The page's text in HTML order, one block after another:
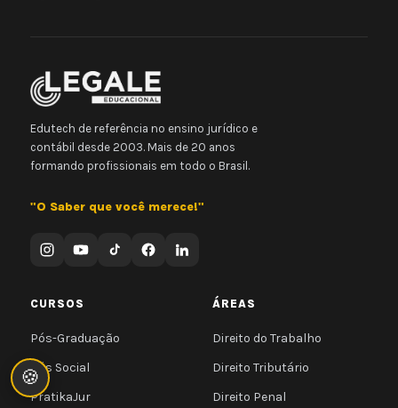
Edutech de referência no ensino jurídico e
contábil desde 2003. Mais de 20 anos
formando profissionais em todo o Brasil.
"O Saber que você merece!"
CURSOS
Pós-Graduação
Pós Social
PratikaJur
ÁREAS
Direito do Trabalho
Direito Tributário
Direito Penal
🍪